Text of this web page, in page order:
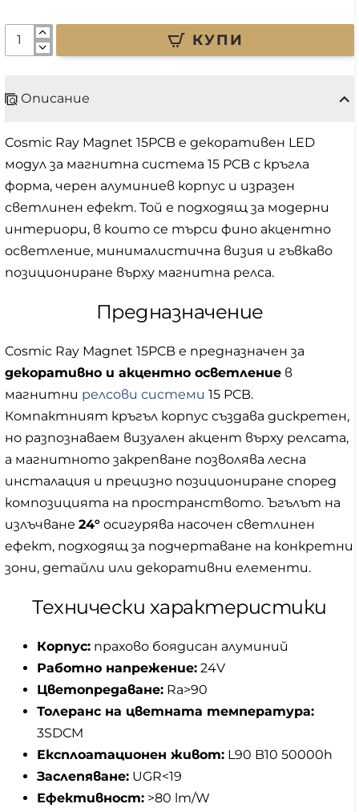
КУПИ
Описание
Cosmic Ray Magnet 15PCB е декоративен LED
модул за магнитна система 15 PCB с кръгла
форма, черен алуминиев корпус и изразен
светлинен ефект. Той е подходящ за модерни
интериори, в които се търси фино акцентно
осветление, минималистична визия и гъвкаво
позициониране върху магнитна релса.
Предназначение
Cosmic Ray Magnet 15PCB е предназначен за
декоративно и акцентно осветление в
магнитни релсови системи 15 PCB.
Компактният кръгъл корпус създава дискретен,
но разпознаваем визуален акцент върху релсата,
а магнитното закрепване позволява лесна
инсталация и прецизно позициониране според
композицията на пространството. Ъгълът на
излъчване 24° осигурява насочен светлинен
ефект, подходящ за подчертаване на конкретни
зони, детайли или декоративни елементи.
Технически характеристики
Корпус: прахово боядисан алуминий
Работно напрежение: 24V
Цветопредаване: Ra>90
Толеранс на цветната температура:
3SDCM
Експлоатационен живот: L90 B10 50000h
Заслепяване: UGR<19
Ефективност: >80 lm/W